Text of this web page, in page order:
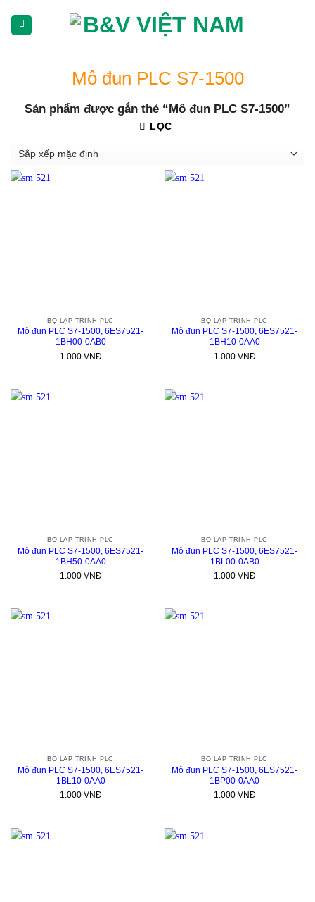
Mô đun PLC S7-1500
Sản phẩm được gắn thẻ “Mô đun PLC S7-1500”
LỌC
BỘ LẬP TRÌNH PLC
Mô đun PLC S7-1500, 6ES7521-
1BH00-0AB0
1.000VNĐ
BỘ LẬP TRÌNH PLC
Mô đun PLC S7-1500, 6ES7521-
1BH10-0AA0
1.000VNĐ
BỘ LẬP TRÌNH PLC
Mô đun PLC S7-1500, 6ES7521-
1BH50-0AA0
1.000VNĐ
BỘ LẬP TRÌNH PLC
Mô đun PLC S7-1500, 6ES7521-
1BL00-0AB0
1.000VNĐ
BỘ LẬP TRÌNH PLC
Mô đun PLC S7-1500, 6ES7521-
1BL10-0AA0
1.000VNĐ
BỘ LẬP TRÌNH PLC
Mô đun PLC S7-1500, 6ES7521-
1BP00-0AA0
1.000VNĐ